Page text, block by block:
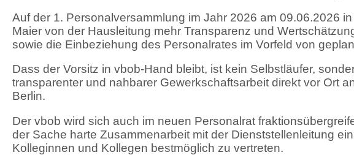
Auf der 1. Personalversammlung im Jahr 2026 am 09.06.2026
Maier von der Hausleitung mehr Transparenz und
sowie die Einbeziehung des Personalrates im Vorfeld von
Dass der Vorsitz in vbob-Hand bleibt, ist kein Selbstläufer,
transparenter und nahbarer Gewerkschaftsarbeit direkt vor Ort
Berlin.
Der vbob wird sich auch im neuen Personalrat
der Sache harte Zusammenarbeit mit der Dienststellenleitung
Kolleginnen und Kollegen bestmöglich zu vertreten.